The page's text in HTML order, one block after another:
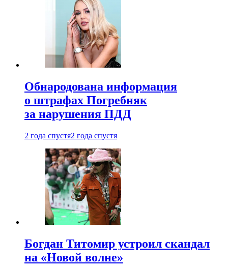
Обнародована информация
о штрафах Погребняк
за нарушения ПДД
2 года спустя2 года спустя
Богдан Титомир устроил скандал
на «Новой волне»